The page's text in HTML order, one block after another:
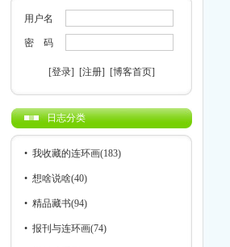
用户名
密 码
[登录] [注册] [博客首页]
日志分类
• 我收藏的连环画(183)
• 想啥说啥(40)
• 精品藏书(94)
• 报刊与连环画(74)